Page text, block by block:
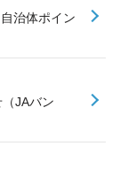
治体ポイン
JAバン